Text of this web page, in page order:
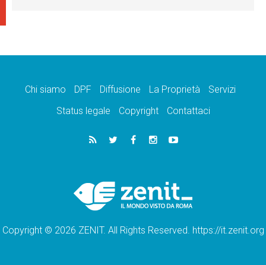
Chi siamo DPF Diffusione La Proprietà
Servizi
Status legale
Copyright Contattaci
Copyright © 2026 ZENIT. All Rights Reserved. https://it.zenit.org